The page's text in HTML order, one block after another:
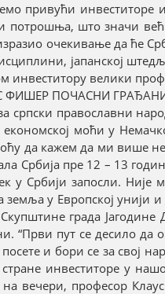
привући инвеститоре
потрошња, што значи
очекивање да ће
јапанској
инвеститору велики
ПОЧАСНИ
српски православни
економској моћи у
да кажем да ми више
Србија пре 12 – 13
у Србији запосли.
земља у Европској
Скупштине града
“Први пут се десило
и бори се за свој
инвеститоре у
на вечери, професор